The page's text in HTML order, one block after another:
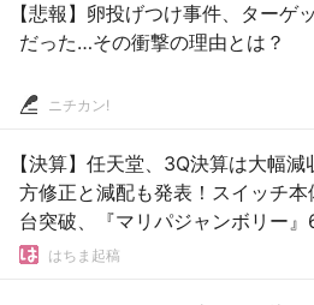
【悲報】卵投げつけ事件、ターゲ
だった…その衝撃の理由とは？
ニチカン!
【決算】任天堂、3Q決算は大幅
方修正と減配も発表！スイッチ本
台突破、『マリパジャンボリー』
はちま起稿